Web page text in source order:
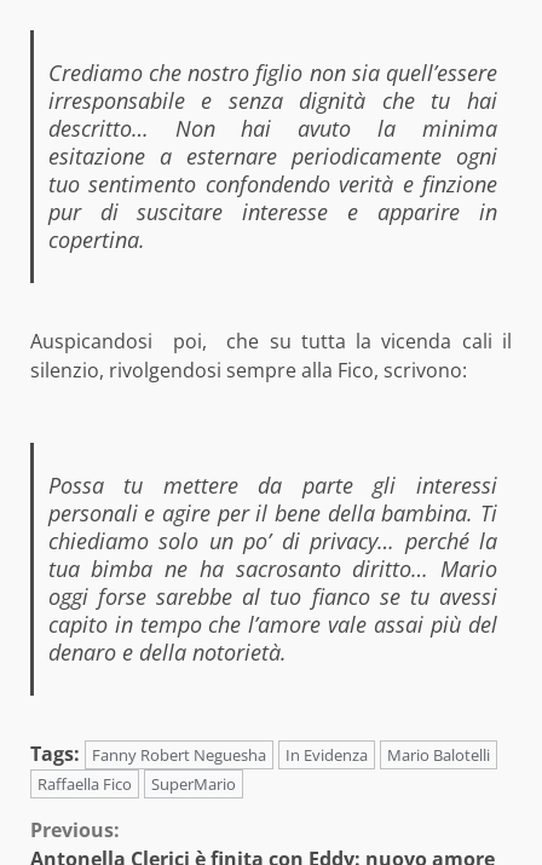
Crediamo che nostro figlio non sia quell’essere
irresponsabile e senza dignità che tu hai
descritto… Non hai avuto la minima
esitazione a esternare periodicamente ogni
tuo sentimento confondendo verità e finzione
pur di suscitare interesse e apparire in
copertina.
Auspicandosi poi, che su tutta la vicenda cali il
silenzio, rivolgendosi sempre alla Fico, scrivono:
Possa tu mettere da parte gli interessi
personali e agire per il bene della bambina. Ti
chiediamo solo un po’ di privacy… perché la
tua bimba ne ha sacrosanto diritto… Mario
oggi forse sarebbe al tuo fianco se tu avessi
capito in tempo che l’amore vale assai più del
denaro e della notorietà.
Tags: Fanny Robert Neguesha In Evidenza
Mario Balotelli
Raffaella Fico
SuperMario
Continue
Previous:
Antonella Clerici è finita con Eddy: nuovo amore